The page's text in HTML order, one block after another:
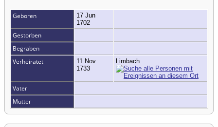
Geboren
17 Jun
1702
Gestorben
Begraben
Verheiratet
11 Nov
1733
Limbach
Vater
Mutter